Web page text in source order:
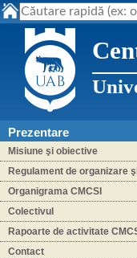
Prezentare
Misiune şi obiective
Regulament de organizare
Organigrama CMCSI
Colectivul
Rapoarte de activitate
Contact